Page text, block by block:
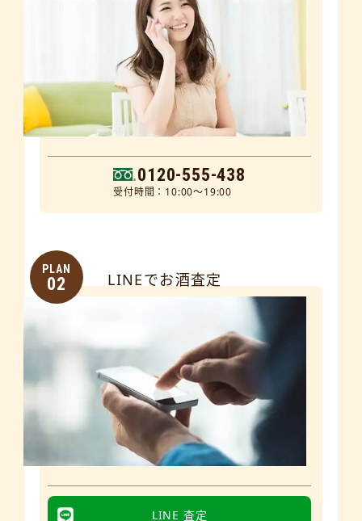
0120-555-438
受付時間：10:00～19:00
PLAN
02 LINEでお酒査定
LINE 査定